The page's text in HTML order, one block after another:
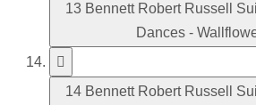
13 Bennett Robert Russell
Dances -
14 Bennett Robert Russell